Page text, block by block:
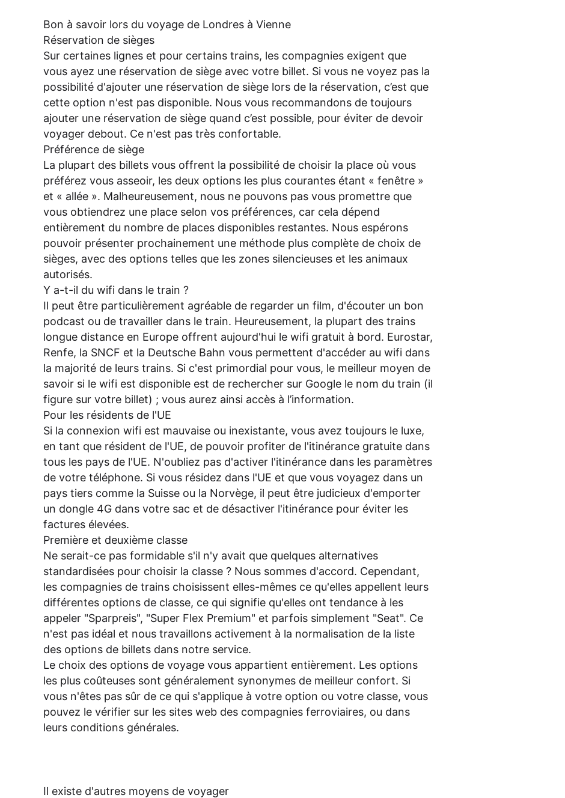
Bon à savoir lors du voyage de Londres à Vienne
Réservation de sièges
Sur certaines lignes et pour certains trains, les compagnies exigent que
vous ayez une réservation de siège avec votre billet. Si vous ne voyez pas la
possibilité d'ajouter une réservation de siège lors de la réservation, c’est que
cette option n'est pas disponible. Nous vous recommandons de toujours
ajouter une réservation de siège quand c’est possible, pour éviter de devoir
voyager debout. Ce n'est pas très confortable.
Préférence de siège
La plupart des billets vous offrent la possibilité de choisir la place où vous
préférez vous asseoir, les deux options les plus courantes étant « fenêtre »
et « allée ». Malheureusement, nous ne pouvons pas vous promettre que
vous obtiendrez une place selon vos préférences, car cela dépend
entièrement du nombre de places disponibles restantes. Nous espérons
pouvoir présenter prochainement une méthode plus complète de choix de
sièges, avec des options telles que les zones silencieuses et les animaux
autorisés.
Y a-t-il du wifi dans le train ?
Il peut être particulièrement agréable de regarder un film, d'écouter un bon
podcast ou de travailler dans le train. Heureusement, la plupart des trains
longue distance en Europe offrent aujourd'hui le wifi gratuit à bord. Eurostar,
Renfe, la SNCF et la Deutsche Bahn vous permettent d'accéder au wifi dans
la majorité de leurs trains. Si c'est primordial pour vous, le meilleur moyen de
savoir si le wifi est disponible est de rechercher sur Google le nom du train (il
figure sur votre billet) ; vous aurez ainsi accès à l’information.
Pour les résidents de l'UE
Si la connexion wifi est mauvaise ou inexistante, vous avez toujours le luxe,
en tant que résident de l'UE, de pouvoir profiter de l'itinérance gratuite dans
tous les pays de l'UE. N'oubliez pas d'activer l'itinérance dans les paramètres
de votre téléphone. Si vous résidez dans l'UE et que vous voyagez dans un
pays tiers comme la Suisse ou la Norvège, il peut être judicieux d'emporter
un dongle 4G dans votre sac et de désactiver l'itinérance pour éviter les
factures élevées.
Première et deuxième classe
Ne serait-ce pas formidable s'il n'y avait que quelques alternatives
standardisées pour choisir la classe ? Nous sommes d'accord. Cependant,
les compagnies de trains choisissent elles-mêmes ce qu'elles appellent leurs
différentes options de classe, ce qui signifie qu'elles ont tendance à les
appeler "Sparpreis", "Super Flex Premium" et parfois simplement "Seat". Ce
n'est pas idéal et nous travaillons activement à la normalisation de la liste
des options de billets dans notre service.
Le choix des options de voyage vous appartient entièrement. Les options
les plus coûteuses sont généralement synonymes de meilleur confort. Si
vous n'êtes pas sûr de ce qui s'applique à votre option ou votre classe, vous
pouvez le vérifier sur les sites web des compagnies ferroviaires, ou dans
leurs conditions générales.
Il existe d'autres moyens de voyager